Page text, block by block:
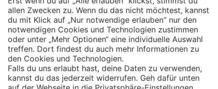
Eishockey
Impressum